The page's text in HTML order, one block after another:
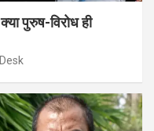
पुरुष-विरोध ही